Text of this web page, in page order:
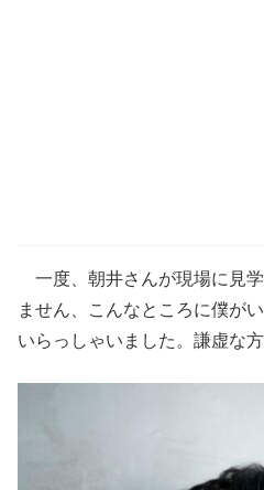
一度、朝井さんが現場に見
ません、こんなところに僕が
いらっしゃいました。謙虚な方